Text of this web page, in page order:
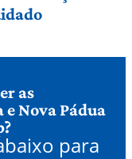
as
Nova Pádua
para